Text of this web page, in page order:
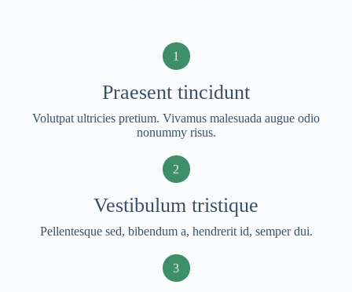
1
Praesent tincidunt
Volutpat ultricies pretium. Vivamus malesuada augue odio
nonummy risus.
2
Vestibulum tristique
Pellentesque sed, bibendum a, hendrerit id, semper dui.
3